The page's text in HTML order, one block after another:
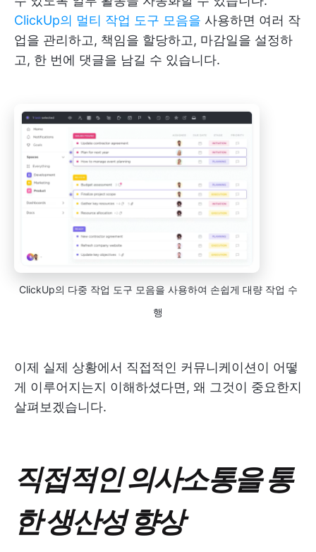
ClickUp의 멀티 작업 도구 모음을 사용하면 여러 작
업을 관리하고, 책임을 할당하고, 마감일을 설정하
고, 한 번에 댓글을 남길 수 있습니다.
ClickUp의 다중 작업 도구 모음을 사용하여 손쉽게 대량 작업 수
행
이제 실제 상황에서 직접적인 커뮤니케이션이 어떻
게 이루어지는지 이해하셨다면, 왜 그것이 중요한지
살펴보겠습니다.
직접적인 의사소통을 통
한 생산성 향상